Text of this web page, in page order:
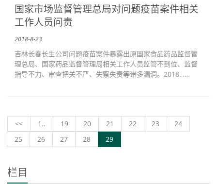
国家市场监督管理总局对问题疫苗案件相关
工作人员问责
2018-8-23
吉林长春长生公司问题疫苗案件暴露出原国家食品药品监督管
理总局、国家药品监督管理局相关工作人员监管不到位、监督
指导不力、审查把关不严、失察失责等诸多漏洞。2018……
<< 1.. 19 20 21 22 23
24
25
26 27 28 29
栏目